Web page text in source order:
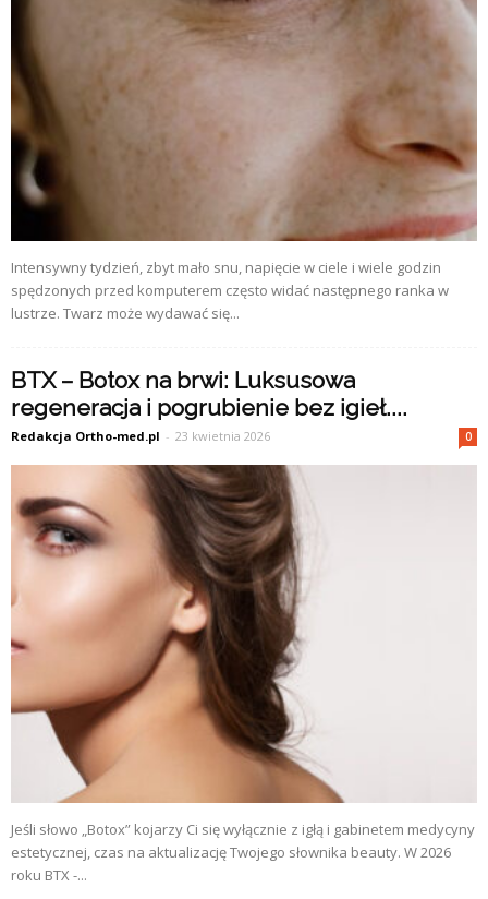
Intensywny tydzień, zbyt mało snu, napięcie w ciele i wiele godzin
spędzonych przed komputerem często widać następnego ranka w
lustrze. Twarz może wydawać się...
BTX – Botox na brwi: Luksusowa
regeneracja i pogrubienie bez igieł....
Redakcja Ortho-med.pl - 23 kwietnia 2026 0
Jeśli słowo „Botox” kojarzy Ci się wyłącznie z igłą i gabinetem medycyny
estetycznej, czas na aktualizację Twojego słownika beauty. W 2026
roku BTX -...